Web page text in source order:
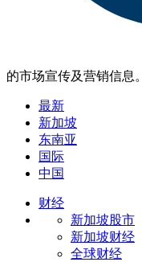
的市场宣传及营销信息。
最新
新加坡
东南亚
国际
中国
财经
新加坡股市
新加坡财经
全球财经